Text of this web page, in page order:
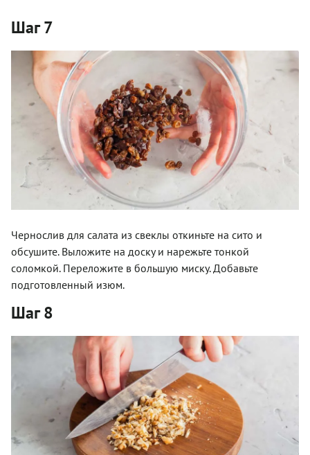
Шаг 7
Чернослив для салата из свеклы откиньте на сито и
обсушите. Выложите на доску и нарежьте тонкой
соломкой. Переложите в большую миску. Добавьте
подготовленный изюм.
Шаг 8